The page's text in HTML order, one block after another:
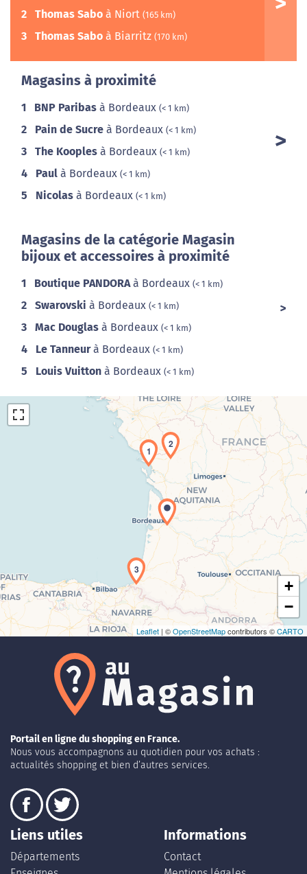
2 Thomas Sabo à Niort (165 km)
3 Thomas Sabo à Biarritz (170 km)
Magasins à proximité
1 BNP Paribas à Bordeaux (< 1 km)
2 Pain de Sucre à Bordeaux (< 1 km)
3 The Kooples à Bordeaux (< 1 km)
4 Paul à Bordeaux (< 1 km)
5 Nicolas à Bordeaux (< 1 km)
Magasins de la catégorie Magasin
bijoux et accessoires à proximité
1 Boutique PANDORAà Bordeaux (< 1 km)
2 Swarovski à Bordeaux (< 1 km)
3 Mac Douglas à Bordeaux (< 1 km)
4 Le Tanneurà Bordeaux (< 1 km)
5 Louis Vuitton à Bordeaux (< 1 km)
Chargement de la carte en cours...
1
2
3
+
−
Leaflet | ©OpenStreetMapcontributors ©CARTO
Portail en ligne du shopping en France.
Nous vous accompagnons au quotidien pour vos achats :
actualités shopping et bien d’autres services.
Liens utiles
Départements
Informations
Contact